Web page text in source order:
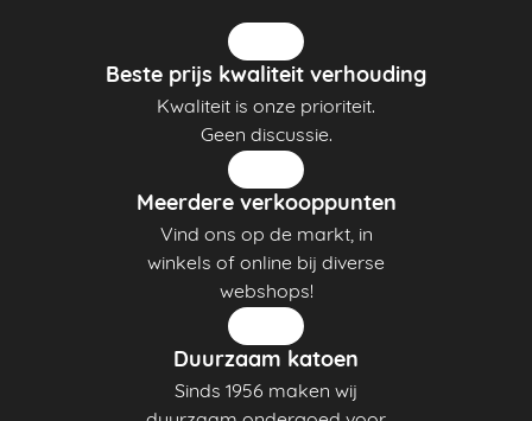
Beste prijs kwaliteit verhouding
Kwaliteit is onze prioriteit.
Geen discussie.
Meerdere verkooppunten
Vind ons op de markt, in
winkels of online bij diverse
webshops!
Duurzaam katoen
Sinds 1956 maken wij